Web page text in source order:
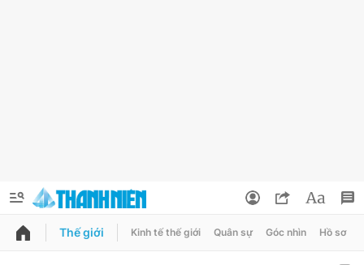
QUẢNG CÁO
Thế giới Kinh tế thế giới Quân sự Góc nhìn Hồ sơ